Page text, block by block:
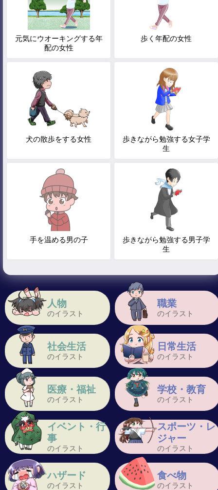
人物
のイラスト
職業
のイラスト
社会生活
のイラスト
日常生活
のイラスト
医療・福祉
のイラスト
学校・教育
のイラスト
イベント・行
事
のイラスト
スポーツ・レ
ジャー
のイラスト
ハザード
のイラスト
食べ物
のイラスト
元気にウオーキングする年
配の女性
歩く年配の女性
犬の散歩をする女性
歩きながら勉強する女子学
生
手を温める男の子
歩きながら勉強する男子学
生